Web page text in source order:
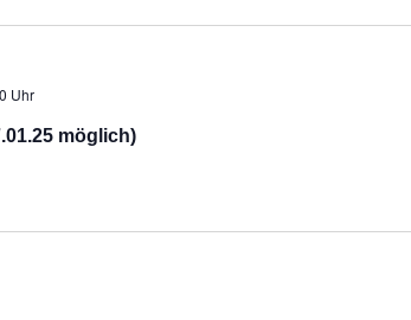
Uhr
möglich)